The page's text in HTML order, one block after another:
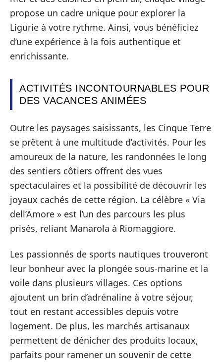
propose un cadre unique pour explorer la
Ligurie à votre rythme. Ainsi, vous bénéficiez
d’une expérience à la fois authentique et
enrichissante.
ACTIVITÉS INCONTOURNABLES POUR
DES VACANCES ANIMÉES
Outre les paysages saisissants, les Cinque Terre
se prêtent à une multitude d’activités. Pour les
amoureux de la nature, les randonnées le long
des sentiers côtiers offrent des vues
spectaculaires et la possibilité de découvrir les
joyaux cachés de cette région. La célèbre « Via
dell’Amore » est l’un des parcours les plus
prisés, reliant Manarola à Riomaggiore.
Les passionnés de sports nautiques trouveront
leur bonheur avec la plongée sous-marine et la
voile dans plusieurs villages. Ces options
ajoutent un brin d’adrénaline à votre séjour,
tout en restant accessibles depuis votre
logement. De plus, les marchés artisanaux
permettent de dénicher des produits locaux,
parfaits pour ramener un souvenir de cette